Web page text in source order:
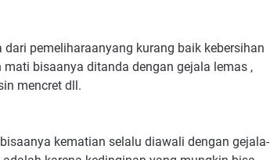
pemeliharaanyang kurang baik kebersihan
bisaanya ditanda dengan gejala lemas ,
mencret dll.
kematian selalu diawali dengan gejala-